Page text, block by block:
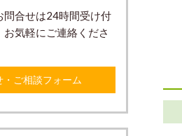
問合せは24時間受け付
お気軽にご連絡くださ
・ご相談フォーム